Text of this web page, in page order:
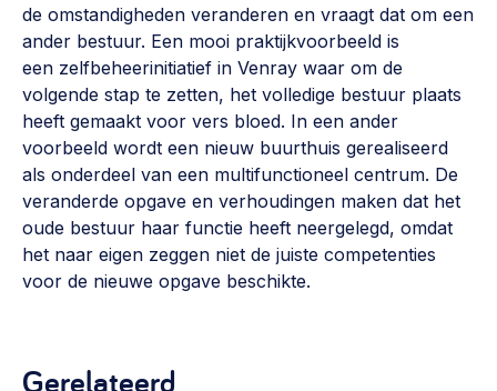
de omstandigheden veranderen en vraagt dat om een
ander bestuur. Een mooi praktijkvoorbeeld is
een zelfbeheerinitiatief in Venray waar om de
volgende stap te zetten, het volledige bestuur plaats
heeft gemaakt voor vers bloed. In een ander
voorbeeld wordt een nieuw buurthuis gerealiseerd
als onderdeel van een multifunctioneel centrum. De
veranderde opgave en verhoudingen maken dat het
oude bestuur haar functie heeft neergelegd, omdat
het naar eigen zeggen niet de juiste competenties
voor de nieuwe opgave beschikte.
Gerelateerd